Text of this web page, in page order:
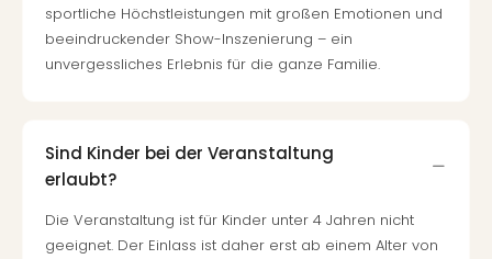
sportliche Höchstleistungen mit großen Emotionen und
beeindruckender Show-Inszenierung – ein
unvergessliches Erlebnis für die ganze Familie.
Sind Kinder bei der Veranstaltung
erlaubt?
Die Veranstaltung ist für Kinder unter 4 Jahren nicht
geeignet. Der Einlass ist daher erst ab einem Alter von